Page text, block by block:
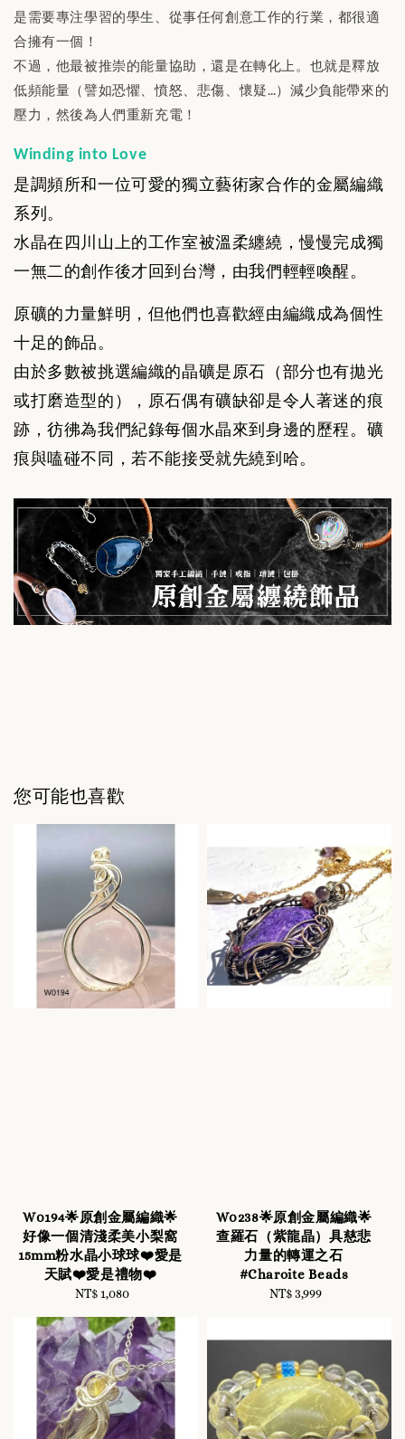
是需要專注學習的學生、從事任何創意工作的行業，都很適
合擁有一個！
不過，他最被推崇的能量協助，還是在轉化上。也就是釋放
低頻能量（譬如恐懼、憤怒、悲傷、懷疑…）減少負能帶來的
壓力，然後為人們重新充電！
Winding into Love
是調頻所和一位可愛的獨立藝術家合作的金屬編織
系列。
水晶在四川山上的工作室被溫柔纏繞，慢慢完成獨
一無二的創作後才回到台灣，由我們輕輕喚醒。
原礦的力量鮮明，但他們也喜歡經由編織成為個性
十足的飾品。
由於多數被挑選編織的晶礦是原石（部分也有拋光
或打磨造型的）， 原石偶有礦缺卻是令人著迷的痕
跡，彷彿為我們紀錄每個水晶來到身邊的歷程。礦
痕與嗑碰不同，若不能接受就先繞到哈。
您可能也喜歡
W0194🌟原創金屬編織🌟
好像一個清淺柔美小梨窩
15mm粉水晶小球球❤️愛是
天賦❤️愛是禮物❤️
Regular
NT$ 1,080
W0238🌟原創金屬編織🌟
查羅石（紫龍晶）具慈悲
力量的轉運之石
#Charoite Beads
Regular
NT$ 3,999